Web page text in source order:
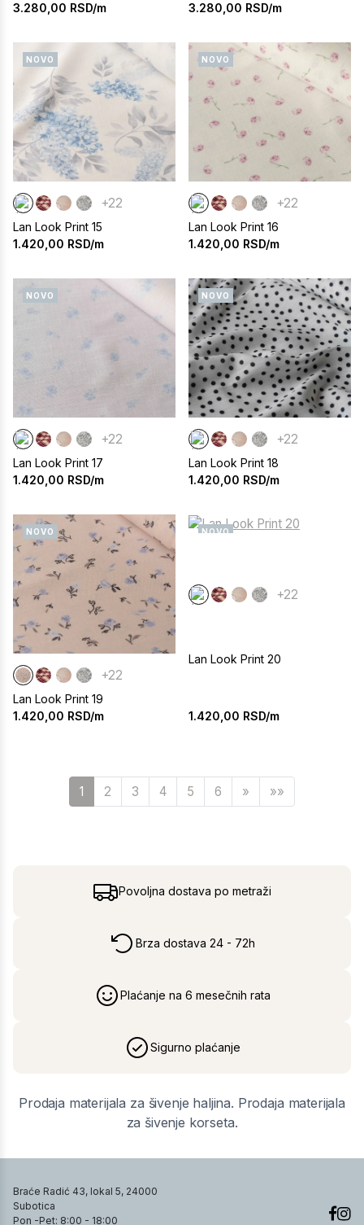
3.280,00 RSD/m
3.280,00 RSD/m
NOVO
+22
Lan Look Print 15
1.420,00 RSD/m
NOVO
+22
Lan Look Print 16
1.420,00 RSD/m
NOVO
+22
Lan Look Print 17
1.420,00 RSD/m
NOVO
+22
Lan Look Print 18
1.420,00 RSD/m
NOVO
+22
Lan Look Print 19
1.420,00 RSD/m
NOVO
+22
Lan Look Print 20
1.420,00 RSD/m
1 2 3 4 5 6 » Sledeća
»»
Povoljna dostava po metraži
Brza dostava 24 - 72h
Plaćanje na 6 mesečnih rata
Sigurno plaćanje
Prodaja materijala za šivenje haljina. Prodaja materijala
za šivenje korseta.
Braće Radić 43, lokal 5, 24000
Subotica
Pon -Pet: 8:00 - 18:00